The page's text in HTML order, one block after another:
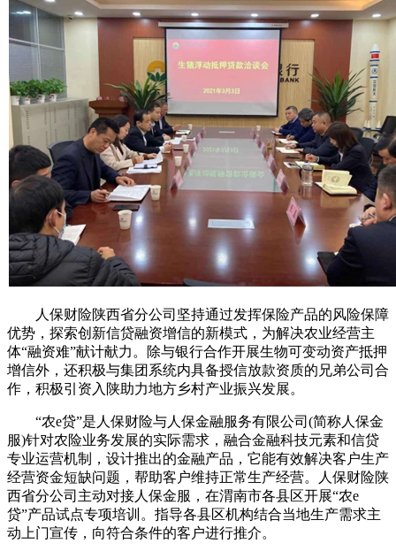
人保财险陕西省分公司坚持通过发挥保险产品的风险保障
优势，探索创新信贷融资增信的新模式，为解决农业经营主
体“融资难”献计献力。除与银行合作开展生物可变动资产抵押
增信外，还积极与集团系统内具备授信放款资质的兄弟公司合
作，积极引资入陕助力地方乡村产业振兴发展。
“农e贷”是人保财险与人保金融服务有限公司(简称人保金
服)针对农险业务发展的实际需求，融合金融科技元素和信贷
专业运营机制，设计推出的金融产品，它能有效解决客户生产
经营资金短缺问题，帮助客户维持正常生产经营。人保财险陕
西省分公司主动对接人保金服，在渭南市各县区开展“农e
贷”产品试点专项培训。指导各县区机构结合当地生产需求主
动上门宣传，向符合条件的客户进行推介。